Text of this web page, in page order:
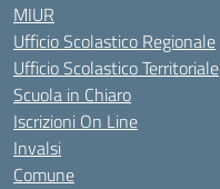
MIUR
Ufficio Scolastico Regionale
Ufficio Scolastico Territoriale
Scuola in Chiaro
Iscrizioni On Line
Invalsi
Comune